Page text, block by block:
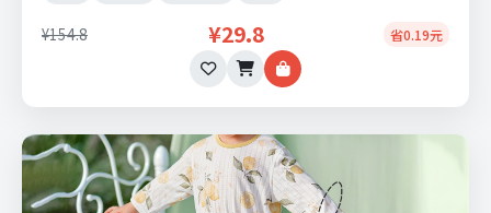
¥154.8 ¥29.8 省0.19元